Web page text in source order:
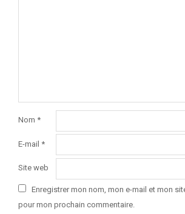
Nom *
E-mail *
Site web
Enregistrer mon nom, mon e-mail et mon
pour mon prochain commentaire.